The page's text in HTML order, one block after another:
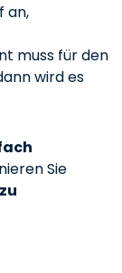
an,
muss für den
wird es
Sie